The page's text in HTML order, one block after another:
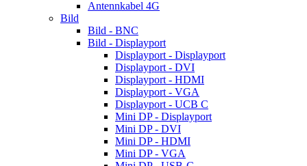
Antennkabel 4G
Bild
Bild - BNC
Bild - Displayport
Displayport - Displayport
Displayport - DVI
Displayport - HDMI
Displayport - VGA
Displayport - UCB C
Mini DP - Displayport
Mini DP - DVI
Mini DP - HDMI
Mini DP - VGA